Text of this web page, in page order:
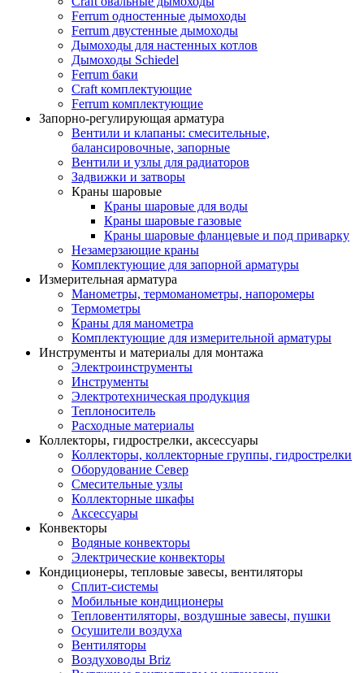
Ferrum одностенные дымоходы
Ferrum двустенные дымоходы
Дымоходы для настенных котлов
Дымоходы Schiedel
Ferrum баки
Craft комплектующие
Ferrum комплектующие
Запорно-регулирующая арматура
Вентили и клапаны: смесительные,
балансировочные, запорные
Вентили и узлы для радиаторов
Задвижки и затворы
Краны шаровые
Краны шаровые для воды
Краны шаровые газовые
Краны шаровые фланцевые и под приварку
Незамерзающие краны
Комплектующие для запорной арматуры
Измерительная арматура
Манометры, термоманометры, напоромеры
Термометры
Краны для манометра
Комплектующие для измерительной арматуры
Инструменты и материалы для монтажа
Электроинструменты
Инструменты
Электротехническая продукция
Теплоноситель
Расходные материалы
Коллекторы, гидрострелки, аксессуары
Коллекторы, коллекторные группы, гидрострелки
Оборудование Север
Смесительные узлы
Коллекторные шкафы
Аксессуары
Конвекторы
Водяные конвекторы
Электрические конвекторы
Кондиционеры, тепловые завесы, вентиляторы
Сплит-системы
Мобильные кондиционеры
Тепловентиляторы, воздушные завесы, пушки
Осушители воздуха
Вентиляторы
Воздуховоды Briz